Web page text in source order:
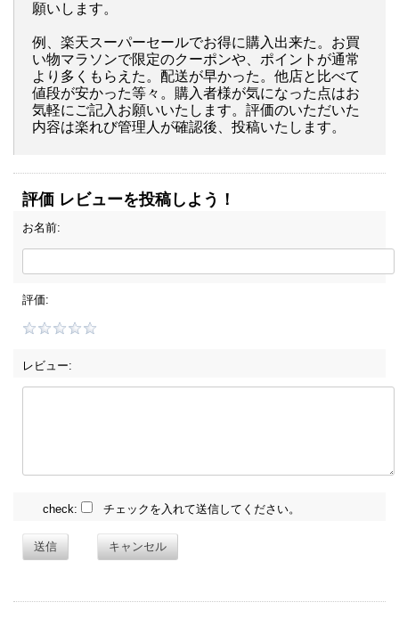
願いします。
例、楽天スーパーセールでお得に購入出来た。お買
い物マラソンで限定のクーポンや、ポイントが通常
より多くもらえた。配送が早かった。他店と比べて
値段が安かった等々。購入者様が気になった点はお
気軽にご記入お願いいたします。評価のいただいた
内容は楽れび管理人が確認後、投稿いたします。
評価 レビューを投稿しよう！
お名前:
評価:
レビュー:
check: チェックを入れて送信してください。
送信 キャンセル